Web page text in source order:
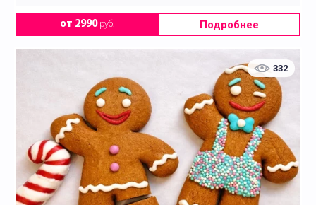
от 2990руб. Подробнее
332